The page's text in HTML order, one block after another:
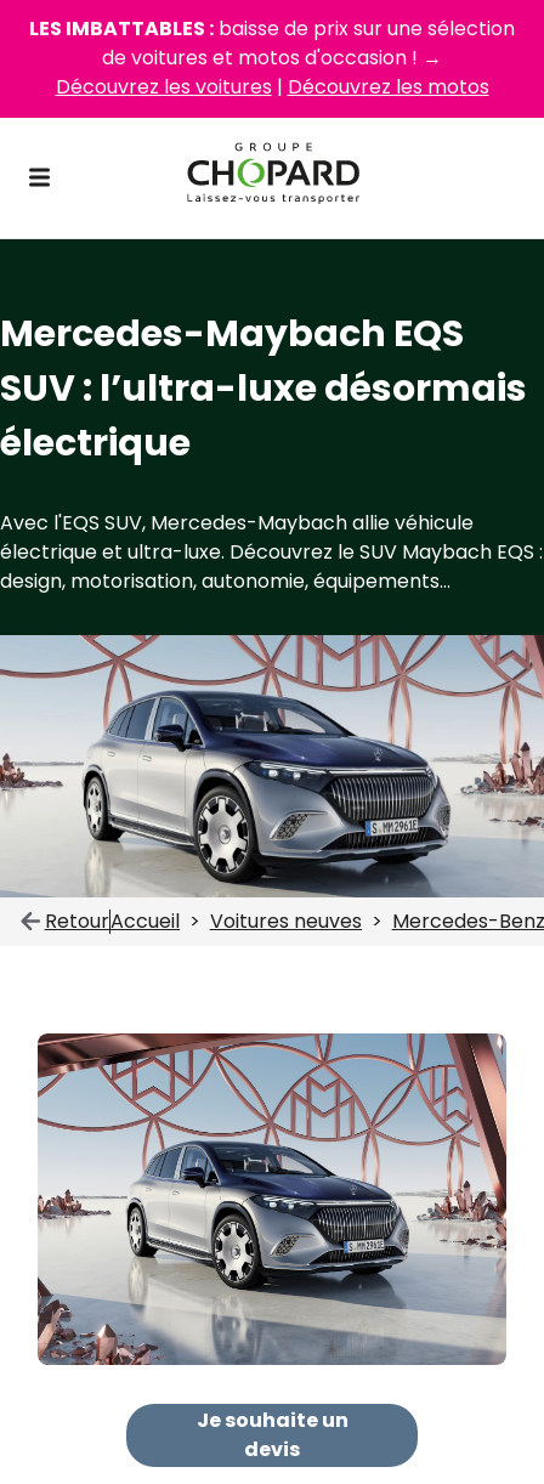
LES IMBATTABLES : baisse de prix sur une sélection
de voitures et motos d'occasion ! →
Découvrez les voitures| Découvrez les motos
Mercedes-Maybach EQS
SUV : l’ultra-luxe désormais
électrique
Avec l'EQS SUV, Mercedes-Maybach allie véhicule
électrique et ultra-luxe. Découvrez le SUV Maybach EQS :
design, motorisation, autonomie, équipements...
RetourAccueil Voitures neuves Mercedes-Benz
Je souhaite un
devis